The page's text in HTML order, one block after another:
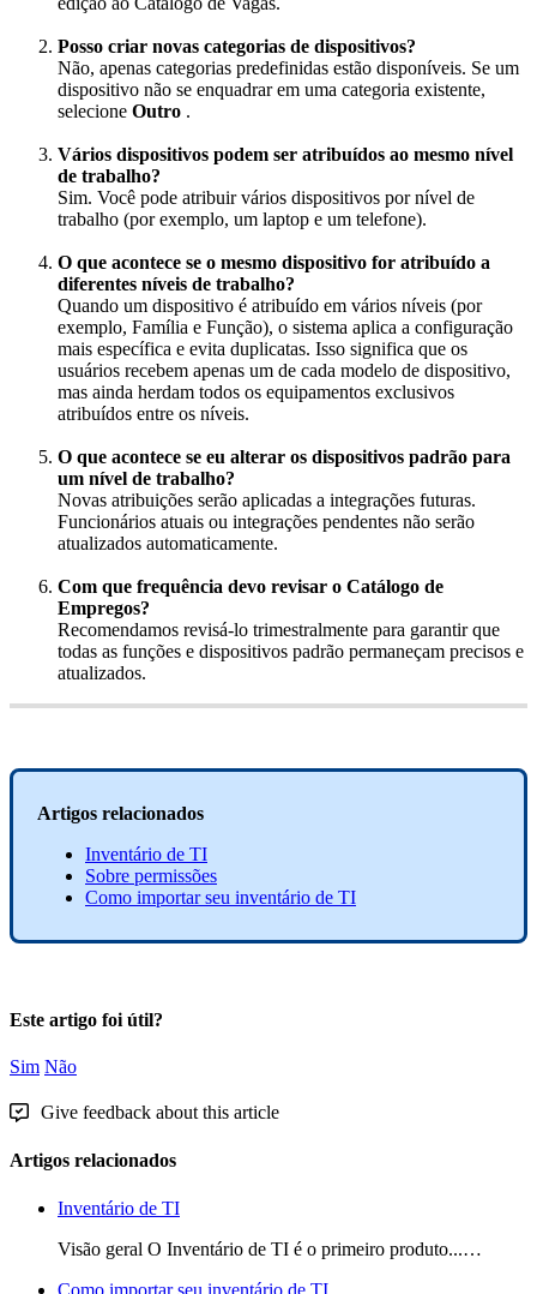
Posso criar novas categorias de dispositivos?
Não, apenas categorias predefinidas estão disponíveis. Se um
dispositivo não se enquadrar em uma categoria existente,
selecione Outro .
Vários dispositivos podem ser atribuídos ao mesmo nível
de trabalho?
Sim. Você pode atribuir vários dispositivos por nível de
trabalho (por exemplo, um laptop e um telefone).
O que acontece se o mesmo dispositivo for atribuído a
diferentes níveis de trabalho?
Quando um dispositivo é atribuído em vários níveis (por
exemplo, Família e Função), o sistema aplica a configuração
mais específica e evita duplicatas. Isso significa que os
usuários recebem apenas um de cada modelo de dispositivo,
mas ainda herdam todos os equipamentos exclusivos
atribuídos entre os níveis.
O que acontece se eu alterar os dispositivos padrão para
um nível de trabalho?
Novas atribuições serão aplicadas a integrações futuras.
Funcionários atuais ou integrações pendentes não serão
atualizados automaticamente.
Com que frequência devo revisar o Catálogo de
Empregos?
Recomendamos revisá-lo trimestralmente para garantir que
todas as funções e dispositivos padrão permaneçam precisos e
atualizados.
Artigos relacionados
Inventário de TI
Sobre permissões
Como importar seu inventário de TI
Este artigo foi útil?
Sim Não
Give feedback about this article
Artigos relacionados
Inventário de TI
Visão geral O Inventário de TI é o primeiro produto...…
Como importar seu inventário de TI